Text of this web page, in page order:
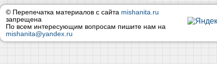
© Перепечатка материалов с сайта mishanita.ru
запрещена
По всем интересующим вопросам пишите нам на
mishanita@yandex.ru